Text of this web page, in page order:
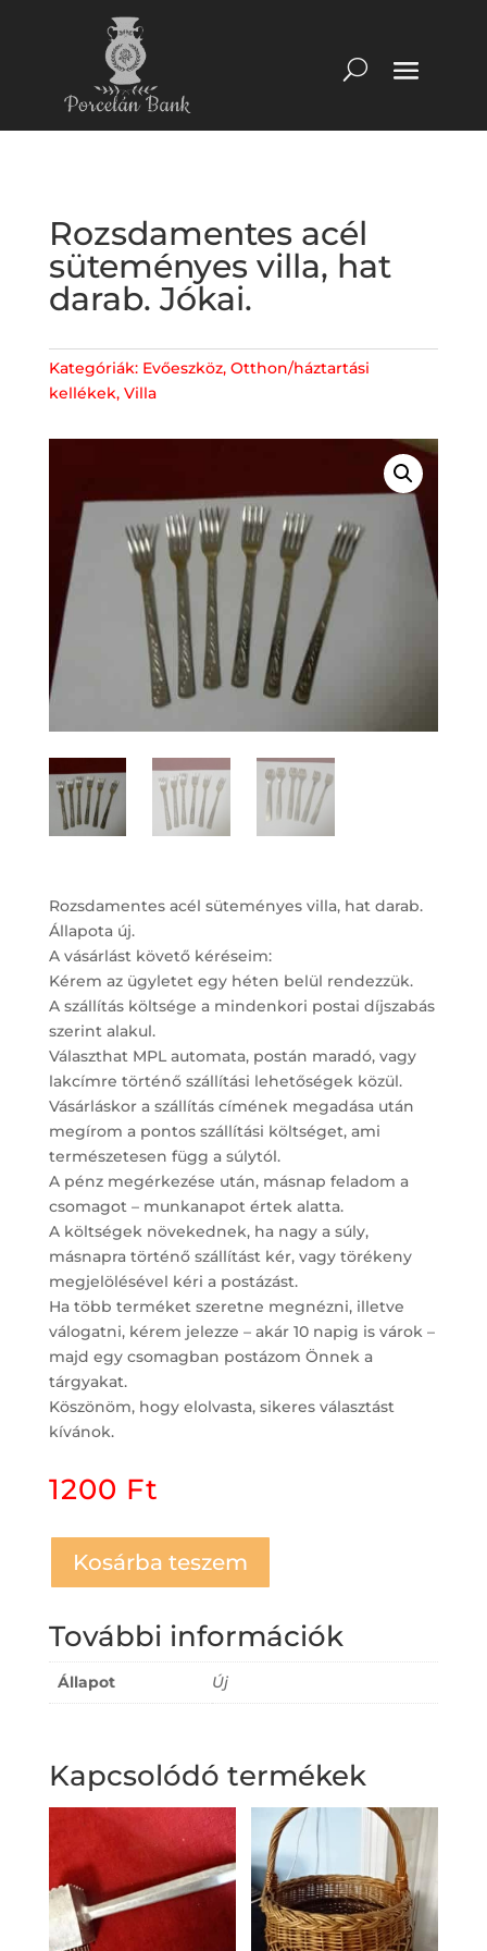
Rozsdamentes acél
süteményes villa, hat
darab. Jókai.
Kategóriák: Evőeszköz, Otthon/háztartási
kellékek, Villa
Rozsdamentes acél süteményes villa, hat darab.
Állapota új.
A vásárlást követő kéréseim:
Kérem az ügyletet egy héten belül rendezzük.
A szállítás költsége a mindenkori postai díjszabás
szerint alakul.
Választhat MPL automata, postán maradó, vagy
lakcímre történő szállítási lehetőségek közül.
Vásárláskor a szállítás címének megadása után
megírom a pontos szállítási költséget, ami
természetesen függ a súlytól.
A pénz megérkezése után, másnap feladom a
csomagot – munkanapot értek alatta.
A költségek növekednek, ha nagy a súly,
másnapra történő szállítást kér, vagy törékeny
megjelölésével kéri a postázást.
Ha több terméket szeretne megnézni, illetve
válogatni, kérem jelezze – akár 10 napig is várok –
majd egy csomagban postázom Önnek a
tárgyakat.
Köszönöm, hogy elolvasta, sikeres választást
kívánok.
1200 Ft
Kosárba teszem
További információk
Állapot Új
Kapcsolódó termékek